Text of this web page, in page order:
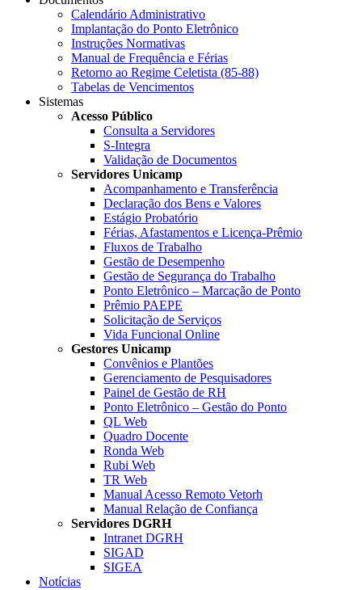
Calendário Administrativo
Implantação do Ponto Eletrônico
Instruções Normativas
Manual de Frequência e Férias
Retorno ao Regime Celetista (85-88)
Tabelas de Vencimentos
Sistemas
Acesso Público
Consulta a Servidores
S-Integra
Validação de Documentos
Servidores Unicamp
Acompanhamento e Transferência
Declaração dos Bens e Valores
Estágio Probatório
Férias, Afastamentos e Licença-Prêmio
Fluxos de Trabalho
Gestão de Desempenho
Gestão de Segurança do Trabalho
Ponto Eletrônico – Marcação de Ponto
Prêmio PAEPE
Solicitação de Serviços
Vida Funcional Online
Gestores Unicamp
Convênios e Plantões
Gerenciamento de Pesquisadores
Painel de Gestão de RH
Ponto Eletrônico – Gestão do Ponto
QL Web
Quadro Docente
Ronda Web
Rubi Web
TR Web
Manual Acesso Remoto Vetorh
Manual Relação de Confiança
Servidores DGRH
Intranet DGRH
SIGAD
SIGEA
Notícias